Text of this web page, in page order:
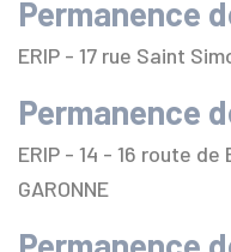
Permanence
ERIP - 17 rue Saint
Permanence
ERIP - 14 - 16 route de
GARONNE